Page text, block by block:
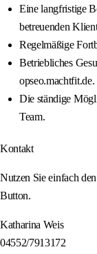
Eine langfristige
betreuenden
Regelmäßige
Betriebliches
opseo.machtfit.de.
Die ständige
Team.
Kontakt
Nutzen Sie einfach
Button.
Katharina Weis
04552/7913172